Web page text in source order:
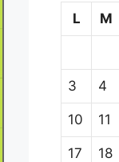
L
M
3 4
10 11
17 18